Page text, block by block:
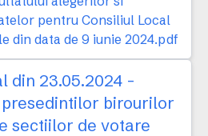
pentru Consiliul Local
din data de 9 iunie 2024.pdf
din 23.05.2024 -
birourilor
sectiilor de votare